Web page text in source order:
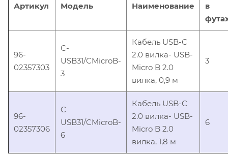
Артикул Модель Наименование
в
96-
02357303
C-
USB31/CMicroB-
3
Кабель USB-C
2.0 вилка- USB-
Micro B 2.0
вилка, 0,9 м
3
96-
02357306
C-
USB31/CMicroB-
6
Кабель USB-C
2.0 вилка- USB-
Micro B 2.0
вилка, 1,8 м
6